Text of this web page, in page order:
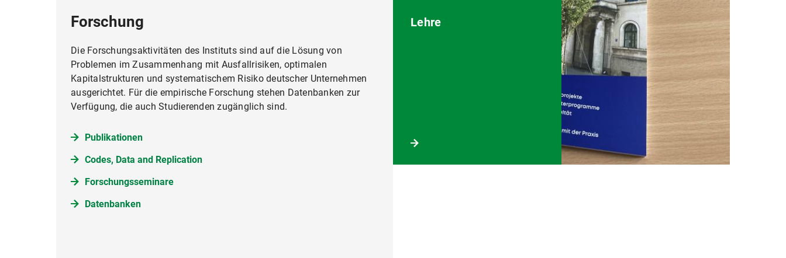
Forschung
Die Forschungsaktivitäten des Instituts sind auf die Lösung von
Problemen im Zusammenhang mit Ausfallrisiken, optimalen
Kapitalstrukturen und systematischem Risiko deutscher Unternehmen
ausgerichtet. Für die empirische Forschung stehen Datenbanken zur
Verfügung, die auch Studierenden zugänglich sind.
Publikationen
Codes, Data and Replication
Forschungsseminare
Datenbanken
Lehre